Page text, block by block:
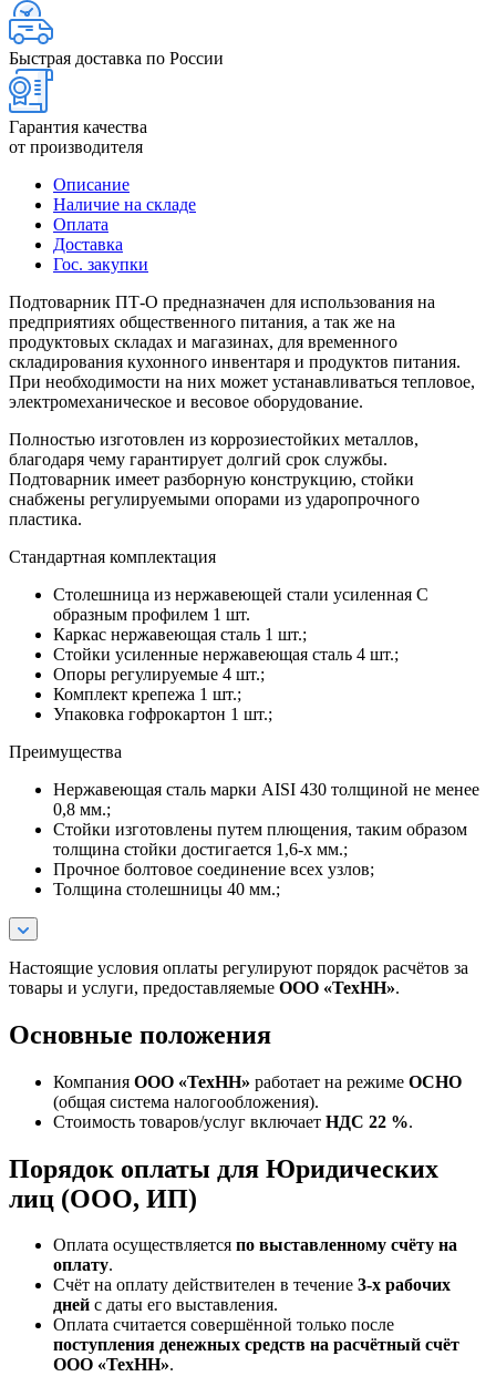
Быстрая доставка по России
Гарантия качества
от производителя
Описание
Наличие на складе
Оплата
Доставка
Гос. закупки
Подтоварник ПТ-О предназначен для использования на
предприятиях общественного питания, а так же на
продуктовых складах и магазинах, для временного
складирования кухонного инвентаря и продуктов питания.
При необходимости на них может устанавливаться тепловое,
электромеханическое и весовое оборудование.
Полностью изготовлен из коррозиестойких металлов,
благодаря чему гарантирует долгий срок службы.
Подтоварник имеет разборную конструкцию, стойки
снабжены регулируемыми опорами из ударопрочного
пластика.
Стандартная комплектация
Столешница из нержавеющей стали усиленная С
образным профилем 1 шт.
Каркас нержавеющая сталь 1 шт.;
Стойки усиленные нержавеющая сталь 4 шт.;
Опоры регулируемые 4 шт.;
Комплект крепежа 1 шт.;
Упаковка гофрокартон 1 шт.;
Преимущества
Нержавеющая сталь марки AISI 430 толщиной не менее
0,8 мм.;
Стойки изготовлены путем плющения, таким образом
толщина стойки достигается 1,6-х мм.;
Прочное болтовое соединение всех узлов;
Толщина столешницы 40 мм.;
Настоящие условия оплаты регулируют порядок расчётов за
товары и услуги, предоставляемые ООО «ТехНН».
Основные положения
Компания ООО «ТехНН» работает на режиме ОСНО
(общая система налогообложения).
Стоимость товаров/услуг включает НДС 22 %.
Порядок оплаты для Юридических
лиц (ООО, ИП)
Оплата осуществляется по выставленному счёту на
оплату.
Счёт на оплату действителен в течение 3‑х рабочих
дней с даты его выставления.
Оплата считается совершённой только после
поступления денежных средств на расчётный счёт
ООО «ТехНН».